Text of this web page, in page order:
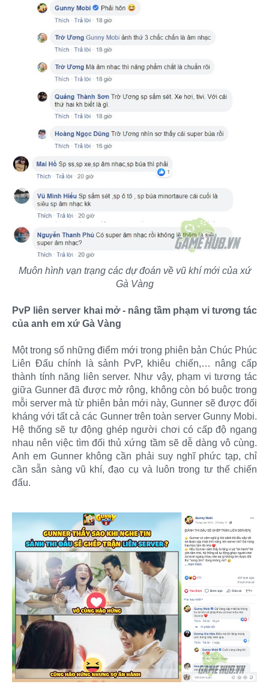
Muôn hình vạn trạng các dự đoán về vũ khí mới của xứ
Gà Vàng
PvP liên server khai mở - nâng tầm phạm vi tương tác
của anh em xứ Gà Vàng
Một trong số những điểm mới trong phiên bản Chúc Phúc
Liên Đấu chính là sảnh PvP, khiêu chiến,… nâng cấp
thành tính năng liên server. Như vậy, phạm vi tương tác
giữa Gunner đã được mở rộng, không còn bó buộc trong
mỗi server mà từ phiên bản mới này, Gunner sẽ được đối
kháng với tất cả các Gunner trên toàn server Gunny Mobi.
Hệ thống sẽ tự động ghép người chơi có cấp độ ngang
nhau nên việc tìm đối thủ xứng tầm sẽ dễ dàng vô cùng.
Anh em Gunner không cần phải suy nghĩ phức tạp, chỉ
cần sẵn sàng vũ khí, đạo cụ và luôn trong tư thế chiến
đấu.